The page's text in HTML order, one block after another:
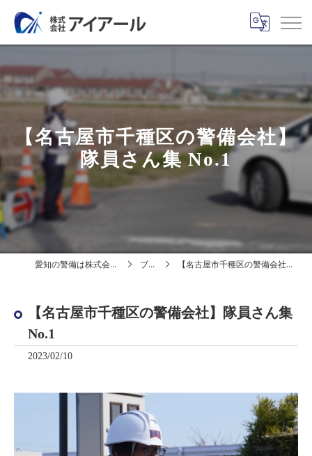
【名古屋市千種区の警備会社】
隊員さん集 No.1
愛知の警備は株式会社アイアール ブログ 【名古屋市千種区の警備会社】隊員さん集 No.1
【名古屋市千種区の警備会社】隊員さん集
No.1
2023/02/10